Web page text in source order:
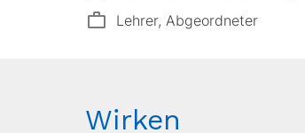
Lehrer, Abgeordneter
Wirken